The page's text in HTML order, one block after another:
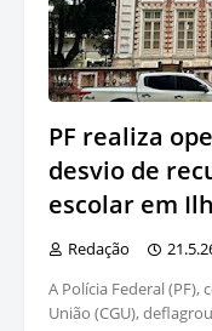
PF realiza
desvio de
escolar em
Redação
A Polícia Federal
União (CGU),